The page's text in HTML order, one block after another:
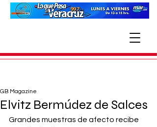
Elvitz Bermúdez de Salces
GB Magazine
Grandes muestras de afecto recibe